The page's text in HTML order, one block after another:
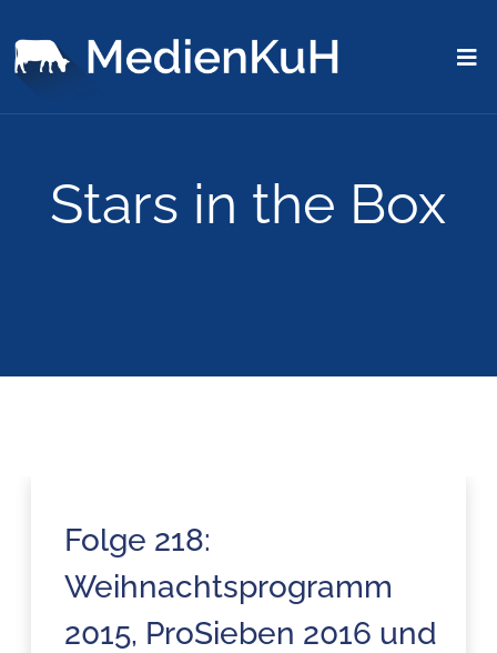
Stars in the Box
Folge 218:
Weihnachtsprogramm
2015, ProSieben 2016 und